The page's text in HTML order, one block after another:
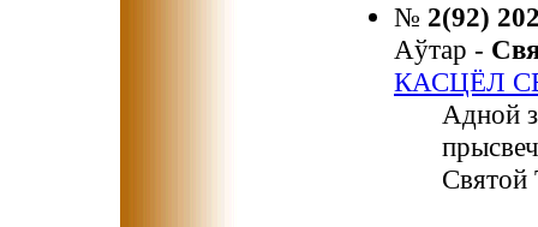
№ 2(92)
Аўтар -
КАСЦЁЛ
Адной
Святой